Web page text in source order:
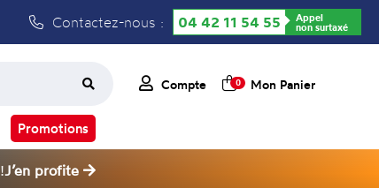
Contactez-nous : 04 42 11 54 55 Appel
non surtaxé
Compte 0 Mon Panier
Promotions
J’en profite